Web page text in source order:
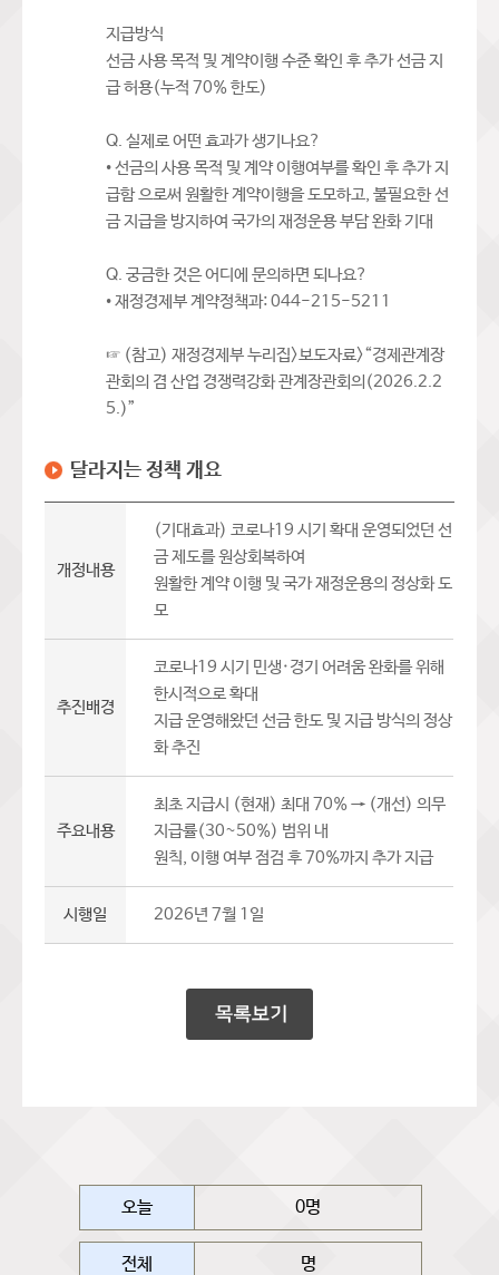
지급방식
선금 사용 목적 및 계약이행 수준 확인 후 추가 선금 지
급 허용(누적 70% 한도)
Q. 실제로 어떤 효과가 생기나요?
• 선금의 사용 목적 및 계약 이행여부를 확인 후 추가 지
급함 으로써 원활한 계약이행을 도모하고, 불필요한 선
금 지급을 방지하여 국가의 재정운용 부담 완화 기대
Q. 궁금한 것은 어디에 문의하면 되나요?
• 재정경제부 계약정책과: 044-215-5211
☞ (참고) 재정경제부 누리집>보도자료>“경제관계장
관회의 겸 산업 경쟁력강화 관계장관회의(2026.2.2
5.)”
달라지는 정책 개요
개정내용
(기대효과) 코로나19 시기 확대 운영되었던 선
금 제도를 원상회복하여
원활한 계약 이행 및 국가 재정운용의 정상화 도
모
추진배경
코로나19 시기 민생·경기 어려움 완화를 위해
한시적으로 확대
지급 운영해왔던 선금 한도 및 지급 방식의 정상
화 추진
주요내용
최초 지급시 (현재) 최대 70% → (개선) 의무
지급률(30~50%) 범위 내
원칙, 이행 여부 점검 후 70%까지 추가 지급
시행일 2026년 7월 1일
오늘 0명
전체 명